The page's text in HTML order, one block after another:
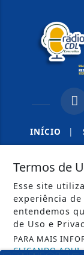
INÍCIO |
Termos de
Esse site
experiência de
entendemos
de Uso e
PARA MAIS
CLICANDO AQUI